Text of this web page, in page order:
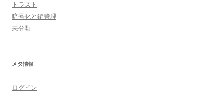
トラスト
暗号化と鍵管理
未分類
メタ情報
ログイン